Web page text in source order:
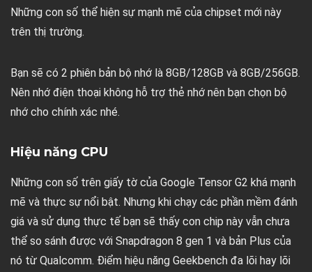
Những con số thể hiện sự mạnh mẽ của chipset mới này
trên thị trường.
Bạn sẽ có 2 phiên bản bộ nhớ là 8GB/128GB và 8GB/256GB.
Nên nhớ điện thoại không hỗ trợ thẻ nhớ nên bạn chọn bộ
nhớ cho chính xác nhé.
Hiệu năng CPU
Những con số trên giấy tờ của Google Tensor G2 khá mạnh
mẽ và thực sự nổi bật. Nhưng khi chạy các phần mềm đánh
giá và sử dụng thực tế bạn sẽ thấy con chip này vẫn chưa
thể so sánh được với Snapdragon 8 gen 1 và bản Plus của
nó từ Qualcomm. Điểm hiệu năng Geekbench đa lõi hay lõi